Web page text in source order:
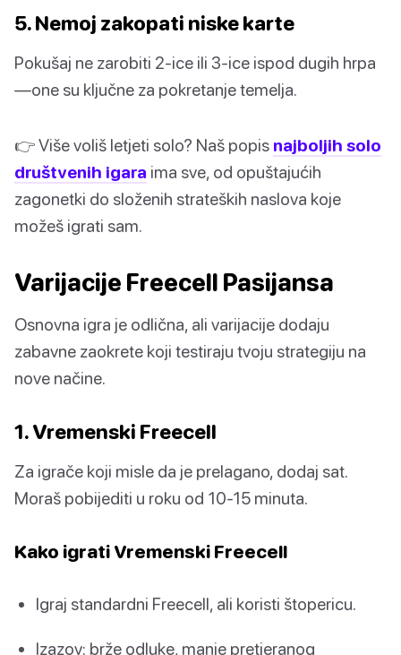
5. Nemoj zakopati niske karte
Pokušaj ne zarobiti 2-ice ili 3-ice ispod dugih hrpa
—one su ključne za pokretanje temelja.
👉 Više voliš letjeti solo? Naš popis najboljih solo
društvenih igara ima sve, od opuštajućih
zagonetki do složenih strateških naslova koje
možeš igrati sam.
Varijacije Freecell Pasijansa
Osnovna igra je odlična, ali varijacije dodaju
zabavne zaokrete koji testiraju tvoju strategiju na
nove načine.
1. Vremenski Freecell
Za igrače koji misle da je prelagano, dodaj sat.
Moraš pobijediti u roku od 10-15 minuta.
Kako igrati Vremenski Freecell
Igraj standardni Freecell, ali koristi štopericu.
Izazov: brže odluke, manje pretjeranog